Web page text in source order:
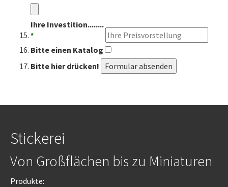
Ihre Investition........
*
Bitte einen Katalog
Bitte hier drücken!
Stickerei
Von Großflächen bis zu Miniaturen
Produkte: